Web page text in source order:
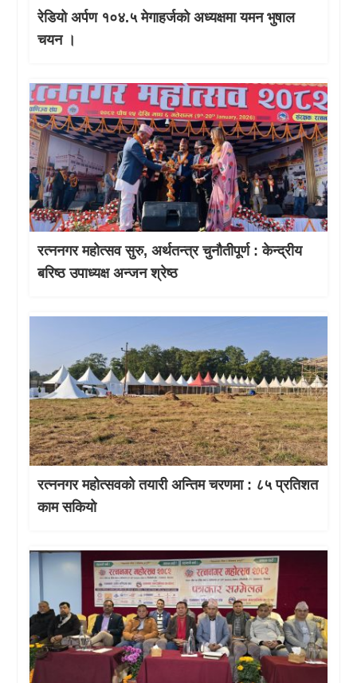
रेडियो अर्पण १०४.५ मेगाहर्जको अध्यक्षमा यमन भुषाल
चयन ।
रत्ननगर महोत्सव सुरु, अर्थतन्त्र चुनौतीपूर्ण : केन्द्रीय
बरिष्ठ उपाध्यक्ष अन्जन श्रेष्ठ
रत्ननगर महोत्सवको तयारी अन्तिम चरणमा : ८५ प्रतिशत
काम सकियो